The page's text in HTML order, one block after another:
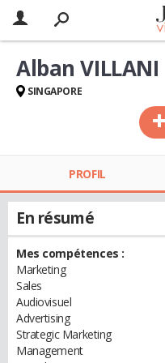
Alban VILLANI
SINGAPORE
PROFIL
En résumé
Mes compétences :
Marketing
Sales
Audiovisuel
Advertising
Strategic Marketing
Management